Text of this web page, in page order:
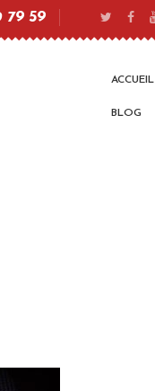
79 59
ACCUEIL
BLOG